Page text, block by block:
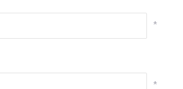
*
*